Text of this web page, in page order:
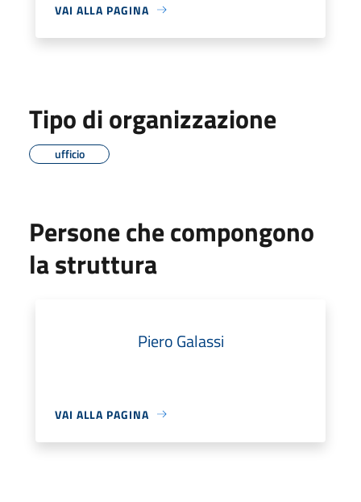
VAI ALLA PAGINA
Tipo di organizzazione
ufficio
Persone che compongono
la struttura
Piero Galassi
VAI ALLA PAGINA